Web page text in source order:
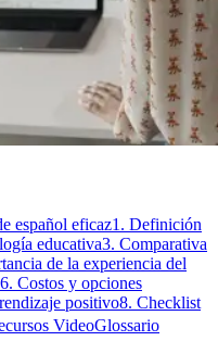
español eficaz1. Definición
educativa3. Comparativa
de la experiencia del
6. Costos y opciones
positivo8. Checklist
VideoGlossario